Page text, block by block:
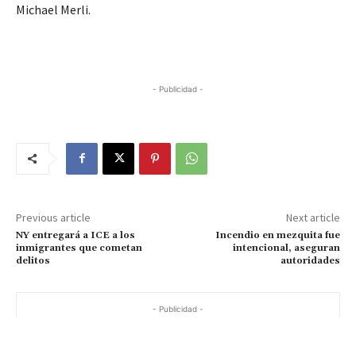
Michael Merli.
- Publicidad -
Previous article
NY entregará a ICE a los
inmigrantes que cometan
delitos
Next article
Incendio en mezquita fue
intencional, aseguran
autoridades
- Publicidad -